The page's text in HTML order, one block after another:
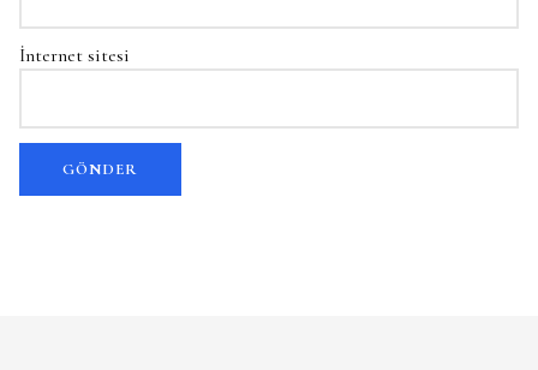
İnternet sitesi